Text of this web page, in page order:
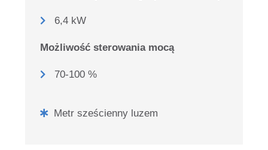
6,4 kW
Możliwość sterowania mocą
70-100 %
Metr sześcienny luzem